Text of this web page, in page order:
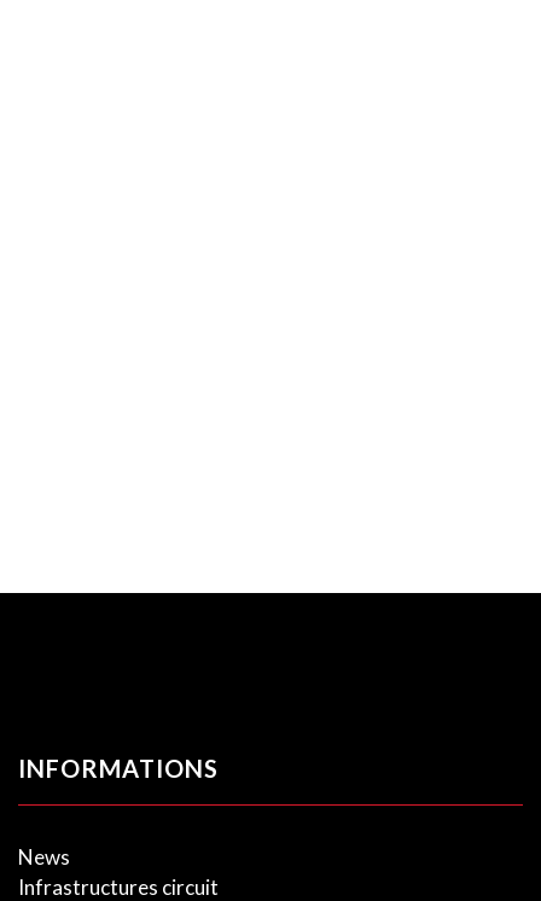
INFORMATIONS
News
Infrastructures circuit